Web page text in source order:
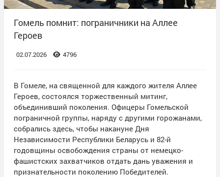
Гомель помнит: пограничники на Аллее
Героев
02.07.2026 4796
В Гомеле, на священной для каждого жителя Аллее
Героев, состоялся торжественный митинг,
объединивший поколения. Офицеры Гомельской
пограничной группы, наряду с другими горожанами,
собрались здесь, чтобы накануне Дня
Независимости Республики Беларусь и 82-й
годовщины освобождения страны от немецко-
фашистских захватчиков отдать дань уважения и
признательности поколению Победителей.